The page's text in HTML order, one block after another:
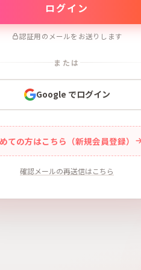
認証用のメールをお送りします
または
Google でログイン
ての方はこちら（新規会員登録）
確認メールの再送信はこちら